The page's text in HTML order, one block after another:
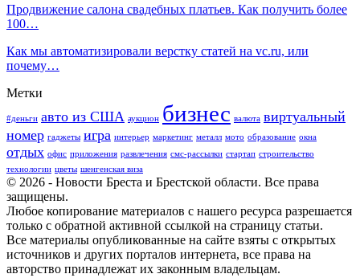
Продвижение салона свадебных платьев. Как получить более
100…
Как мы автоматизировали верстку статей на vc.ru, или
почему…
Метки
#деньги авто из США аукцион бизнес валюта виртуальный
номер гаджеты игра интерьер маркетинг металл мото образование окна
отдых офис приложения развлечения смс-рассылки стартап строительство
технологии цветы шенгенская виза
© 2026 - Новости Бреста и Брестской области. Все права
защищены.
Любое копирование материалов с нашего ресурса разрешается
только с обратной активной ссылкой на страницу статьи.
Все материалы опубликованные на сайте взяты с открытых
источников и других порталов интернета, все права на
авторство принадлежат их законным владельцам.